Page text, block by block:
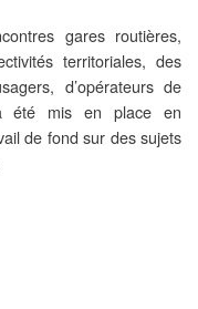
gares routières,
territoriales, des
d’opérateurs de
été mis en place en
de fond sur des sujets